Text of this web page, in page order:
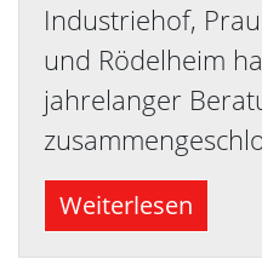
Industriehof,
und Rödelheim
jahrelanger
Weiterlesen